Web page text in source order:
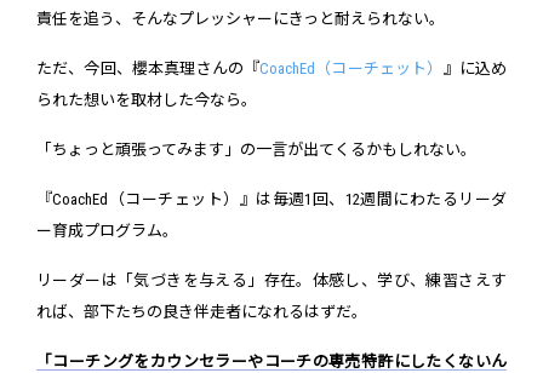
責任を追う、そんなプレッシャーにきっと耐えられない。
ただ、今回、櫻本真理さんの『CoachEd（コーチェット） 』に込め
られた想いを取材した今なら。
「ちょっと頑張ってみます」の一言が出てくるかもしれない。
『CoachEd（コーチェット）』は毎週1回、12週間にわたるリーダ
ー育成プログラム。
リーダーは「気づきを与える」存在。体感し、学び、練習さえす
れば、部下たちの良き伴走者になれるはずだ。
「コーチングをカウンセラーやコーチの専売特許にしたくないん